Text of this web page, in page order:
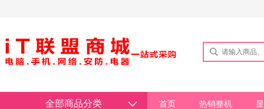
全部商品分类 首页 热销整机